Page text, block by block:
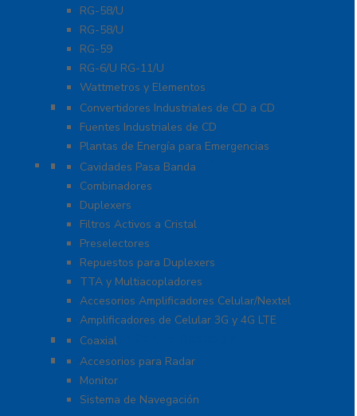
RG-58/U
RG-58/U
RG-59
RG-6/U RG-11/U
Wattmetros y Elementos
Energía
Convertidores Industriales de CD a CD
Fuentes Industriales de CD
Plantas de Energía para Emergencias
Filtros y Sistemas en RF
Cavidades Pasa Banda
Combinadores
Duplexers
Filtros Activos a Cristal
Preselectores
Repuestos para Duplexers
TTA y Multiacopladores
Accesorios Amplificadores Celular/Nextel
Amplificadores de Celular 3G y 4G LTE
Protección Contra Descarga
Coaxial
Soluciones Marinas
Accesorios para Radar
Monitor
Sistema de Navegación